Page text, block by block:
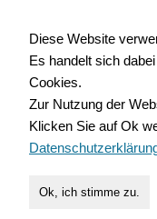
für
Diese Website
Es handelt sich
Cookies.
Zur Nutzung der
Klicken Sie auf Ok
Ok, ich stimme zu.